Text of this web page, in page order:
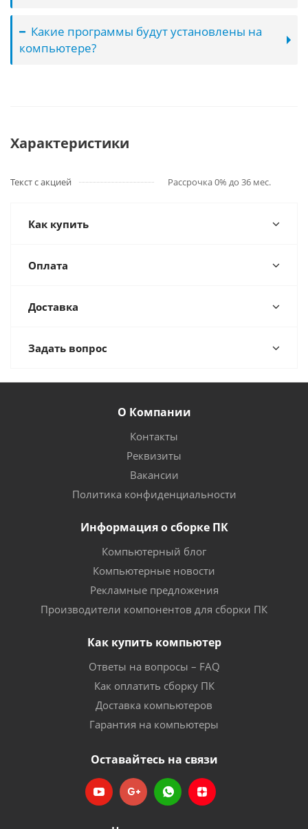
Какие программы будут установлены на
компьютере?
Характеристики
Текст с акцией Рассрочка 0% до 36 мес.
Как купить
Оплата
Доставка
Задать вопрос
О Компании
Контакты
Реквизиты
Вакансии
Политика конфиденциальности
Информация о сборке ПК
Компьютерный блог
Компьютерные новости
Рекламные предложения
Производители компонентов для сборки ПК
Как купить компьютер
Ответы на вопросы – FAQ
Как оплатить сборку ПК
Доставка компьютеров
Гарантия на компьютеры
Оставайтесь на связи